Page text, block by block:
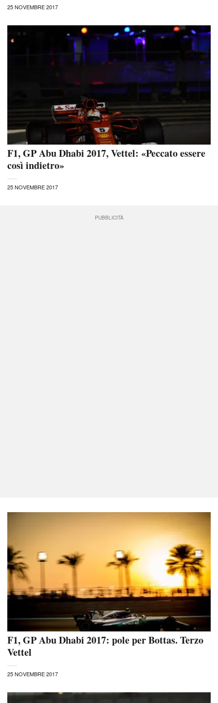
25 NOVEMBRE 2017
F1, GP Abu Dhabi 2017, Vettel: «Peccato essere
così indietro»
25 NOVEMBRE 2017
PUBBLICITÀ
F1, GP Abu Dhabi 2017: pole per Bottas. Terzo
Vettel
25 NOVEMBRE 2017